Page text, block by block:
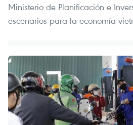
Ministerio de Planificación e
escenarios para la economía